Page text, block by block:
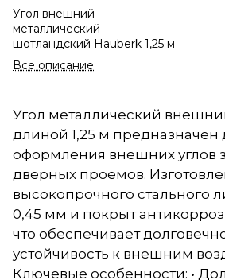
Угол внешний
металлический
шотландский Hauberk 1,25 м
Все описание
Угол металлический
длиной 1,25 м предназначен
оформления внешних углов
дверных проемов.
высокопрочного стального
0,45 мм и покрыт
что обеспечивает
устойчивость к внешним
Ключевые особенности: •